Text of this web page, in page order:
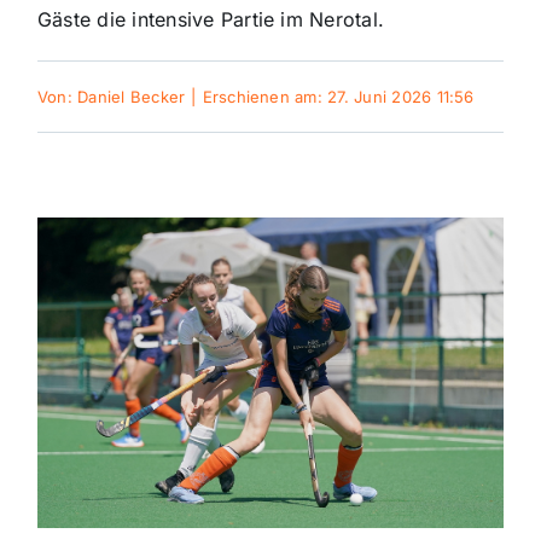
Polizeimeldungen
Themen und Termine
Gewinnspiele
Gäste die intensive Partie im Nerotal.
Von: Daniel Becker Erschienen am: 27. Juni 2026 11:56